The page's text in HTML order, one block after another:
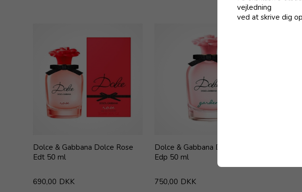
Dolce & Gabbana Dolce Rose
Edt 50 ml
690,00 DKK
Dolce & Gabbana Dolce Garden
Edp 50 ml
750,00 DKK
vejledning
ved at skrive dig